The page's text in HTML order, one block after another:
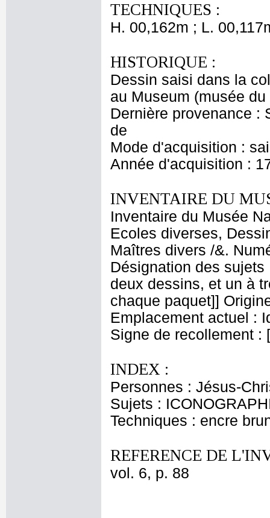
TECHNIQUES :
H. 00,162m ; L.
HISTORIQUE :
Dessin saisi dans la
au Museum (musée
Dernière provenance :
de
Mode d'acquisition :
Année d'acquisition :
INVENTAIRE DU
Inventaire du Musée
Ecoles diverses,
Maîtres divers /&.
Désignation des
deux dessins, et un à
chaque paquet]]
Emplacement actuel :
Signe de recollement :
INDEX :
Personnes : Jésus-
Sujets :
Techniques : encre
REFERENCE DE
vol. 6, p. 88